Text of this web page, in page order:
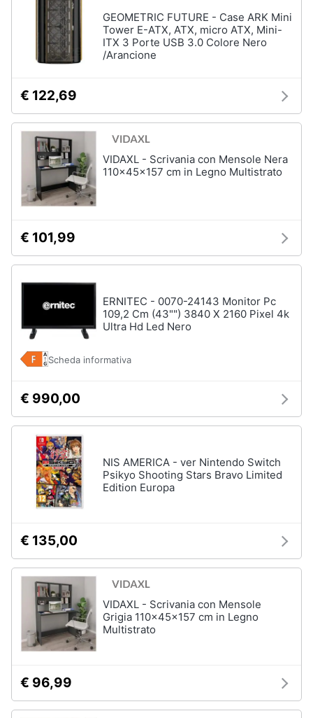
GEOMETRIC FUTURE - Case ARK Mini
Tower E-ATX, ATX, micro ATX, Mini-
ITX 3 Porte USB 3.0 Colore Nero
/Arancione
€ 122,69
VIDAXL - Scrivania con Mensole Nera
110x45x157 cm in Legno Multistrato
€ 101,99
ERNITEC - 0070-24143 Monitor Pc
109,2 Cm (43"") 3840 X 2160 Pixel 4k
Ultra Hd Led Nero
Scheda informativa
€ 990,00
NIS AMERICA - ver Nintendo Switch
Psikyo Shooting Stars Bravo Limited
Edition Europa
€ 135,00
VIDAXL - Scrivania con Mensole
Grigia 110x45x157 cm in Legno
Multistrato
€ 96,99